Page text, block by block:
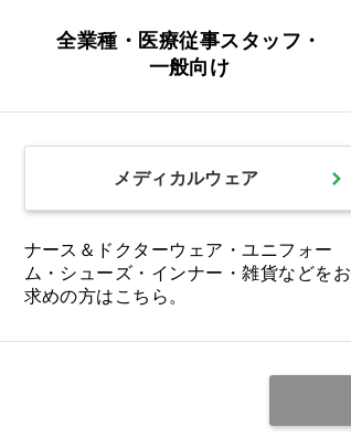
全業種・医療従事スタッフ・
一般向け
メディカルウェア
ナース＆ドクターウェア・ユニフォー
ム・シューズ・インナー・雑貨などをお
求めの方はこちら。